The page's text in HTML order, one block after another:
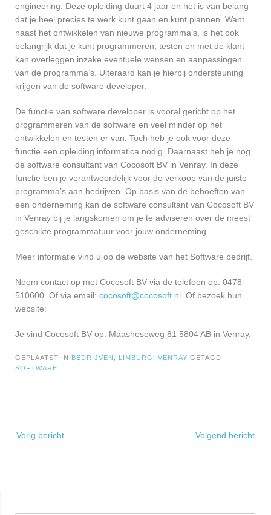
engineering. Deze opleiding duurt 4 jaar en het is van belang
dat je heel precies te werk kunt gaan en kunt plannen. Want
naast het ontwikkelen van nieuwe programma’s, is het ook
belangrijk dat je kunt programmeren, testen en met de klant
kan overleggen inzake eventuele wensen en aanpassingen
van de programma’s. Uiteraard kan je hierbij ondersteuning
krijgen van de software developer.
De functie van software developer is vooral gericht op het
programmeren van de software en veel minder op het
ontwikkelen en testen er van. Toch heb je ook voor deze
functie een opleiding informatica nodig. Daarnaast heb je nog
de software consultant van Cocosoft BV in Venray. In deze
functie ben je verantwoordelijk voor de verkoop van de juiste
programma’s aan bedrijven. Op basis van de behoeften van
een onderneming kan de software consultant van Cocosoft BV
in Venray bij je langskomen om je te adviseren over de meest
geschikte programmatuur voor jouw onderneming.
Meer informatie vind u op de website van het Software bedrijf.
Neem contact op met Cocosoft BV via de telefoon op: 0478-
510600. Of via email: cocosoft@cocosoft.nl . Of bezoek hun
website:
Je vind Cocosoft BV op: Maasheseweg 81 5804 AB in Venray.
GEPLAATST IN BEDRIJVEN LIMBURG VENRAY GETAGD
SOFTWARE
navigatie
Vorig bericht Volgend bericht